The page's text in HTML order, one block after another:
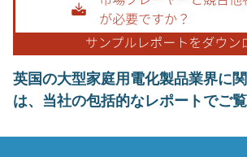
英国の大型家庭用電化製品業界に
は、当社の包括的なレポートでご